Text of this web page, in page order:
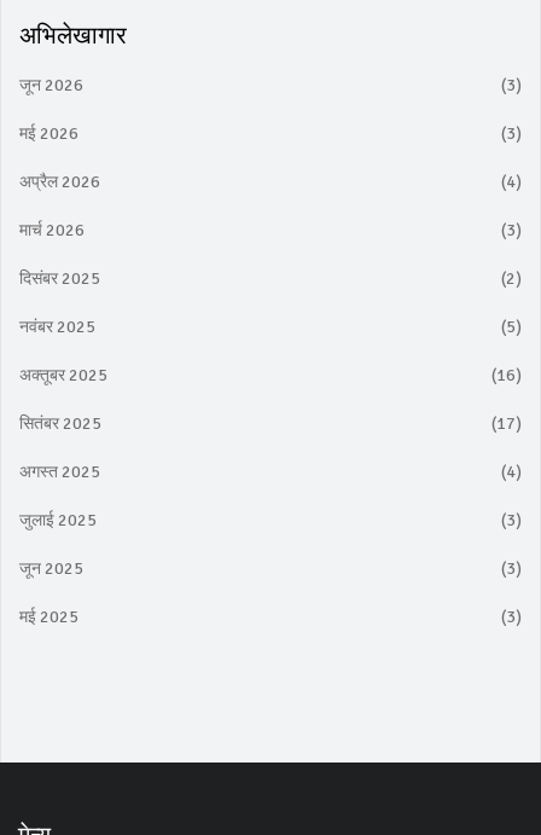
अभिलेखागार
जून 2026 (3)
मई 2026 (3)
अप्रैल 2026 (4)
मार्च 2026 (3)
दिसंबर 2025 (2)
नवंबर 2025 (5)
अक्तूबर 2025 (16)
सितंबर 2025 (17)
अगस्त 2025 (4)
जुलाई 2025 (3)
जून 2025 (3)
मई 2025 (3)